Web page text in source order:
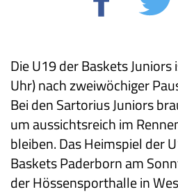
Die U19 der Baskets
Uhr) nach zweiwöchiger
Bei den Sartorius Juniors
um aussichtsreich im
bleiben. Das Heimspiel der
Baskets Paderborn am
der Hössensporthalle in